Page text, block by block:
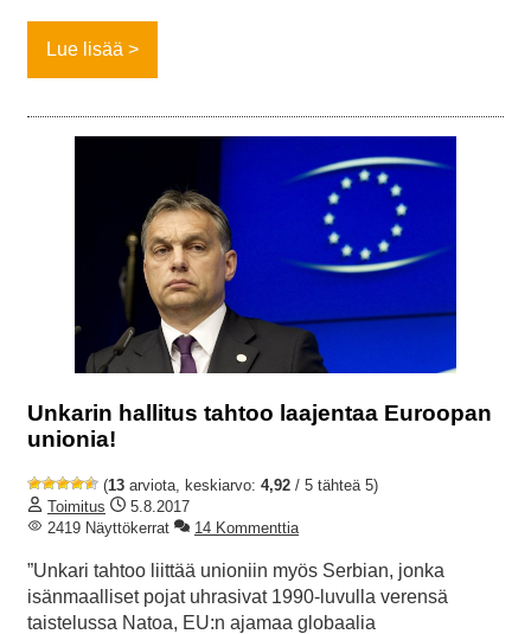
Lue lisää
Unkarin hallitus tahtoo laajentaa Euroopan
unionia!
(13 arviota, keskiarvo: 4,92 / 5 tähteä 5)
Toimitus
5.8.2017
2419 Näyttökerrat
14 Kommenttia
”Unkari tahtoo liittää unioniin myös Serbian, jonka
isänmaalliset pojat uhrasivat 1990-luvulla verensä
taistelussa Natoa, EU:n ajamaa globaalia